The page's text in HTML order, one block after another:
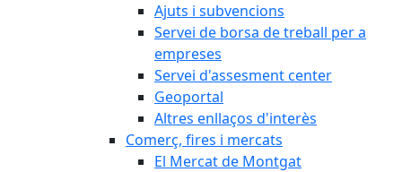
Ajuts i subvencions
Servei de borsa de treball per a
empreses
Servei d'assesment center
Geoportal
Altres enllaços d'interès
Comerç, fires i mercats
El Mercat de Montgat